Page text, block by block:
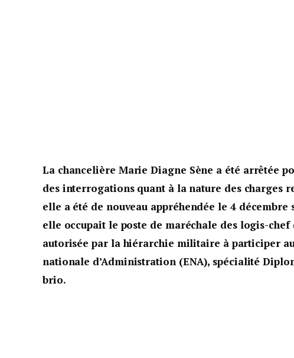
La chancelière Marie Diagne Sène a été arrêtée
des interrogations quant à la nature des charges
elle a été de nouveau appréhendée le 4
elle occupait le poste de maréchale des logis-
autorisée par la hiérarchie militaire à participer
nationale d’Administration (ENA), spécialité
brio.